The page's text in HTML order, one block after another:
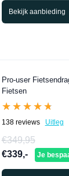
Bekijk aanbieding
Pro-user
Fietsen
★★★★★
★★★★★
138 reviews Uitleg
€349,95
€339,-
Je